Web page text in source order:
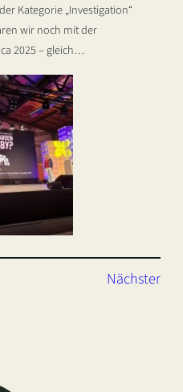
Kategorie „Investigation“
wir noch mit der
2025 – gleich…
Nächster